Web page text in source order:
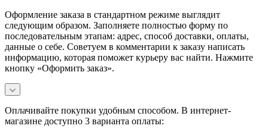
Оформление заказа в стандартном режиме выглядит
следующим образом. Заполняете полностью форму по
последовательным этапам: адрес, способ доставки, оплаты,
данные о себе. Советуем в комментарии к заказу написать
информацию, которая поможет курьеру вас найти. Нажмите
кнопку «Оформить заказ».
Оплачивайте покупки удобным способом. В интернет-
магазине доступно 3 варианта оплаты: